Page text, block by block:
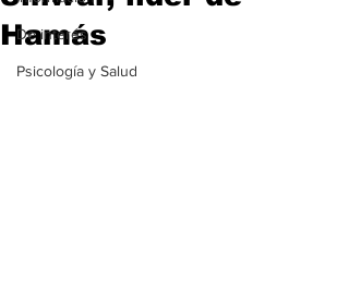
De interés
Psicología y Salud
Hamás